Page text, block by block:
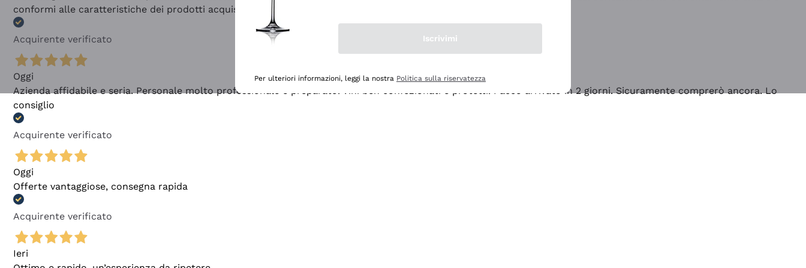
conformi alle caratteristiche dei prodotti acquistati
Acquirente verificato
Oggi
Azienda affidabile e seria. Personale molto professionale e preparato. Vini ben confezionati e protetti. Pacco arrivato in 2 giorni. Sicuramente comprerò ancora. Lo
consiglio
Acquirente verificato
Oggi
Offerte vantaggiose, consegna rapida
Acquirente verificato
Ieri
Iscrivimi
Per ulteriori informazioni, leggi la nostra Politica sulla riservatezza